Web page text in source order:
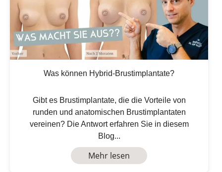
Was können Hybrid-Brustimplantate?
Gibt es Brustimplantate, die die Vorteile von
runden und anatomischen Brustimplantaten
vereinen? Die Antwort erfahren Sie in diesem
Blog...
Mehr lesen